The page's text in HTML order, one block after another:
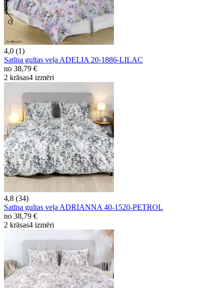
4,0 (1)
Satīna gultas veļa ADELIA 20-1886-LILAC
no 38,79 €
2 krāsas4 izmēri
4,8 (34)
Satīna gultas veļa ADRIANNA 40-1520-PETROL
no 38,79 €
2 krāsas4 izmēri